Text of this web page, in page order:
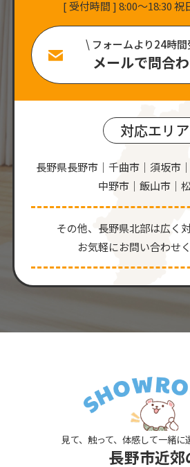
[ 受付時間 ] 8:00〜18:30 祝
\ フォームより24時
メールで問合
対応エリア
長野県長野市｜千曲市｜須坂市
中野市｜飯山市｜
その他、⻑野県北部は広く
お気軽にお問い合わせ
見て、触って、体感して一緒に
長野市近郊